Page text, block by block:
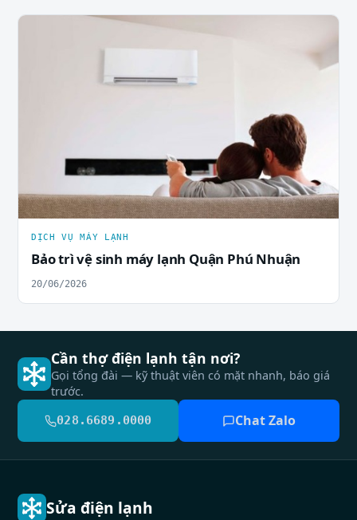
DỊCH VỤ MÁY LẠNH
Bảo trì vệ sinh máy lạnh Quận Phú Nhuận
20/06/2026
Cần thợ điện lạnh tận nơi?
Gọi tổng đài — kỹ thuật viên có mặt nhanh, báo giá
trước.
028.6689.0000 Chat Zalo
Sửa điện lạnh